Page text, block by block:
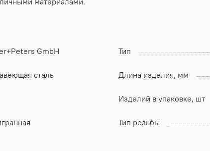
GmbH Тип
сталь Длина изделия, мм
Изделий в упаковке, шт
Тип резьбы